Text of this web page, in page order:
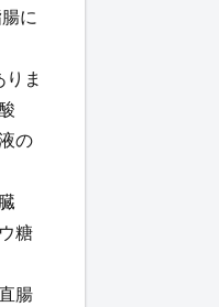
に
ま
の
糖
腸